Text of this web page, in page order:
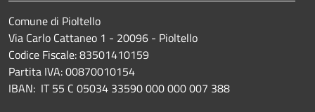
Comune di Pioltello
Via Carlo Cattaneo 1 - 20096 - Pioltello
Codice Fiscale: 83501410159
Partita IVA: 00870010154
IBAN: IT 55 C 05034 33590 000 000 007 388